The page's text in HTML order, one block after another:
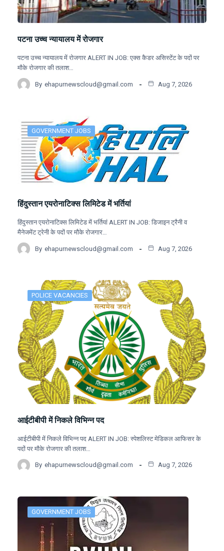
पटना उच्च न्यायालय में रोजगार
पटना उच्च न्यायालय में रोजगार ALERT IN JOB: एक्स कैडर असिस्टेंट के पदों पर
मौके रोजगार की तलाश…
By ehapurnewscloud@gmail.com Aug 7, 2026
GOVERNMENT JOBS
हिंदुस्तान एयरोनाटिक्स लिमिटेड में भर्तियां
हिंदुस्तान एयरोनाटिक्स लिमिटेड में भर्तियां ALERT IN JOB: डिजाइन ट्रैनी व
मैनेजमेंट ट्रेनी के पदों पर मौके रोजगार…
By ehapurnewscloud@gmail.com Aug 7, 2026
POLICE VACANCIES
आईटीबीपी में निकले विभिन्न पद
आईटीबीपी में निकले विभिन्न पद ALERT IN JOB: स्पेशलिस्ट मेडिकल आफिसर के
पदों पर मौके रोजगार की तलाश…
By ehapurnewscloud@gmail.com Aug 7, 2026
GOVERNMENT JOBS